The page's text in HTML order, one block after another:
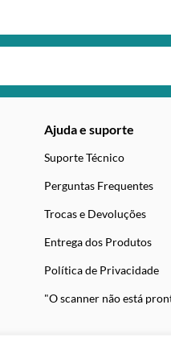
Ajuda e suporte
Suporte Técnico
Perguntas Frequentes
Trocas e Devoluções
Entrega dos Produtos
Política de Privacidade
"O scanner não está